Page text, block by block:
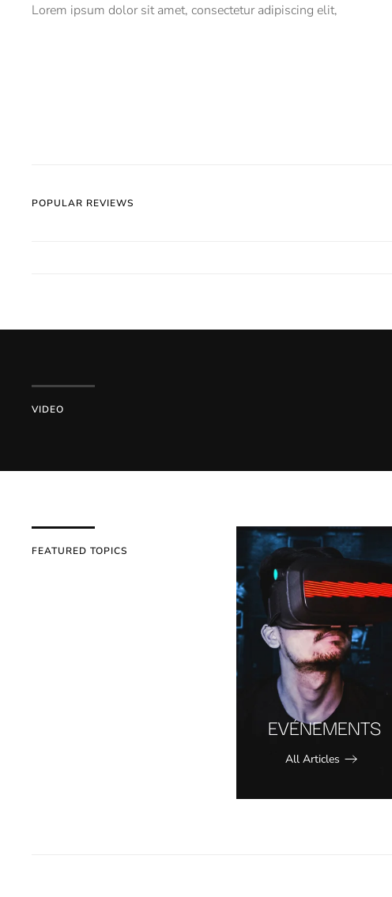
Lorem ipsum dolor sit amet, consectetur adipiscing elit,
POPULAR REVIEWS
VIDEO
FEATURED TOPICS
EVÉNEMENTS
All Articles